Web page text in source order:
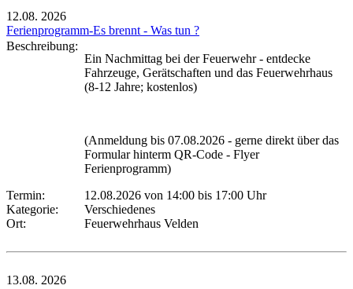
12.08. 2026
Ferienprogramm-Es brennt - Was tun ?
Beschreibung:
Ein Nachmittag bei der Feuerwehr - entdecke
Fahrzeuge, Gerätschaften und das Feuerwehrhaus
(8-12 Jahre; kostenlos)
(Anmeldung bis 07.08.2026 - gerne direkt über das
Formular hinterm QR-Code - Flyer
Ferienprogramm)
Termin:
12.08.2026 von 14:00 bis 17:00 Uhr
Kategorie:
Verschiedenes
Ort:
Feuerwehrhaus Velden
13.08. 2026